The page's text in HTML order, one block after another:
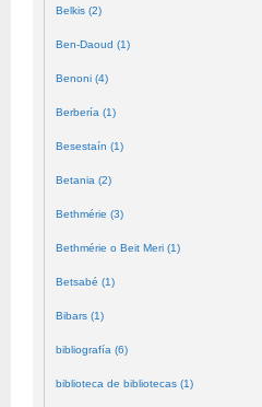
Belkis (2)
Ben-Daoud (1)
Benoni (4)
Berbería (1)
Besestaín (1)
Betania (2)
Bethmérie (3)
Bethmérie o Beit Meri (1)
Betsabé (1)
Bibars (1)
bibliografía (6)
biblioteca de bibliotecas (1)